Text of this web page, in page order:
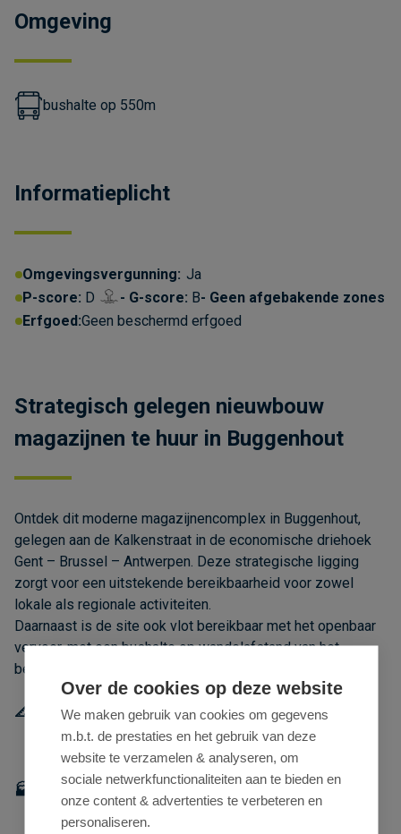
Omgeving
bushalte op 550m
Informatieplicht
Omgevingsvergunning: Ja
P-score: D G-score: B
Geen afgebakende zones
Erfgoed:Geen beschermd erfgoed
Strategisch gelegen nieuwbouw
magazijnen te huur in Buggenhout
Ontdek dit moderne magazijnencomplex in Buggenhout,
gelegen aan de Kalkenstraat in de economische driehoek
Gent – Brussel – Antwerpen. Deze strategische ligging
zorgt voor een uitstekende bereikbaarheid voor zowel
lokale als regionale activiteiten.
Daarnaast is de site ook vlot bereikbaar met het openbaar
vervoer, met een bushalte op wandelafstand van het
bedrijvencomplex.
📐 Beschikbaar magazijn
Unit 2.12: 280 m² opslagruimte met 1 automatische
sectionaalpoort (4,5 m hoogte)
🏭 Specificaties
We maken gebruik van cookies om gegevens
m.b.t. de prestaties en het gebruik van deze
website te verzamelen & analyseren, om
sociale netwerkfunctionaliteiten aan te bieden en
onze content & advertenties te verbeteren en
personaliseren.
Kom meer te weten
TOESTAAN
ALLE COOKIES WEIGEREN
Cookie-instellingen